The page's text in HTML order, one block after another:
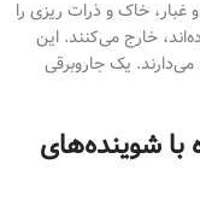
غبار، خاک و ذرات ریزی را
خارج می‌کنند. این
یک جاروبرقی
با شوینده‌های